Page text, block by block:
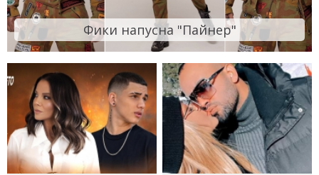
Фики напусна "Пайнер"